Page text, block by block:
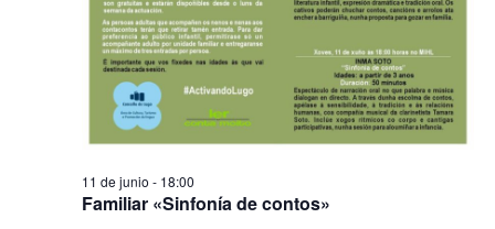
Familiar «Sinfonía de contos»
11 de junio - 18:00